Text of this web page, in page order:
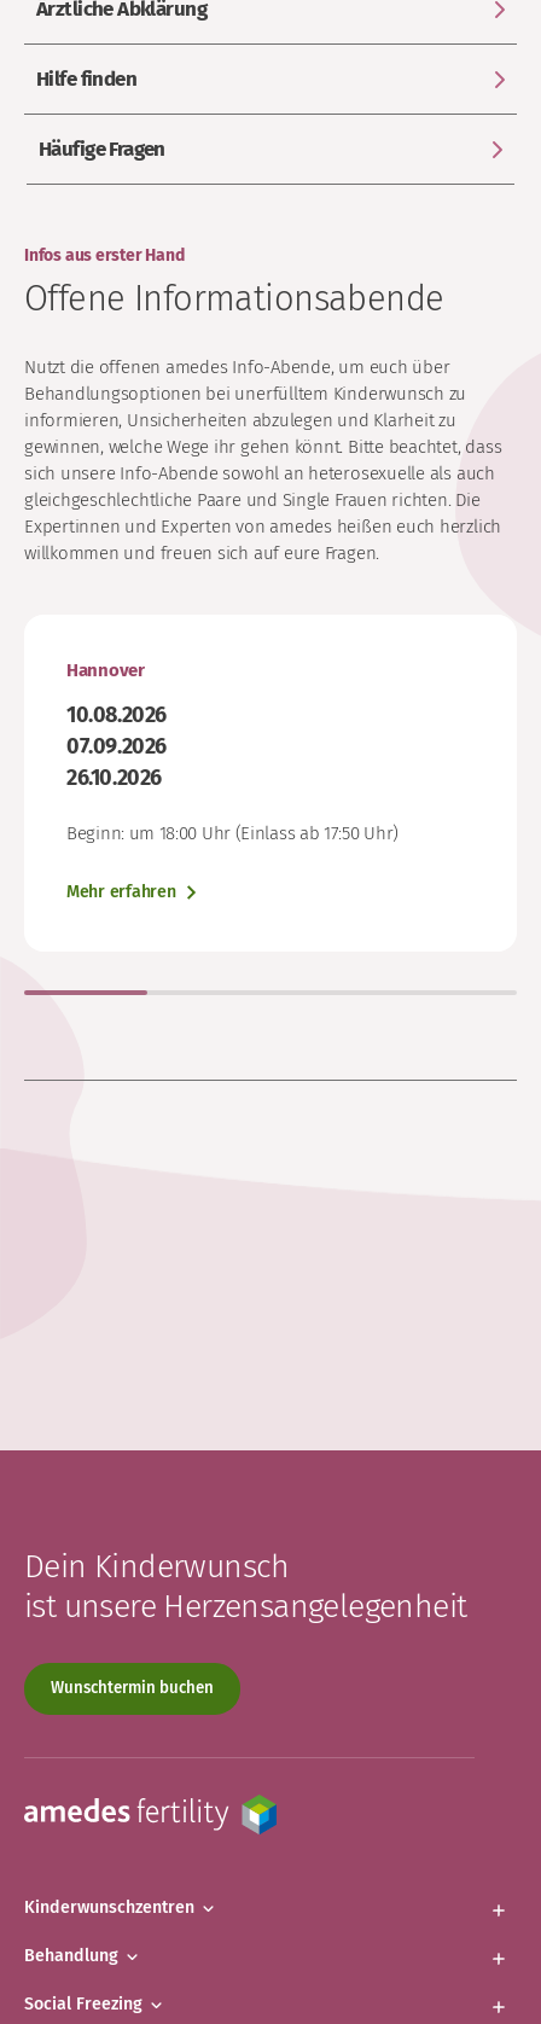
Ärztliche Abklärung
Hilfe finden
Häufige Fragen
Infos aus erster Hand
Offene Informationsabende
Nutzt die offenen amedes Info-Abende, um euch über
Behandlungsoptionen bei unerfülltem Kinderwunsch zu
informieren, Unsicherheiten abzulegen und Klarheit zu
gewinnen, welche Wege ihr gehen könnt. Bitte beachtet, dass
sich unsere Info-Abende sowohl an heterosexuelle als auch
gleichgeschlechtliche Paare und Single Frauen richten. Die
Expertinnen und Experten von amedes heißen euch herzlich
willkommen und freuen sich auf eure Fragen.
Hannover
10.08.2026
07.09.2026
26.10.2026
Beginn: um 18:00 Uhr (Einlass ab 17:50 Uhr)
Mehr erfahren
Dein Kinderwunsch
ist unsere Herzensangelegenheit
Wunschtermin buchen
Kinderwunschzentren
Behandlung
Social Freezing